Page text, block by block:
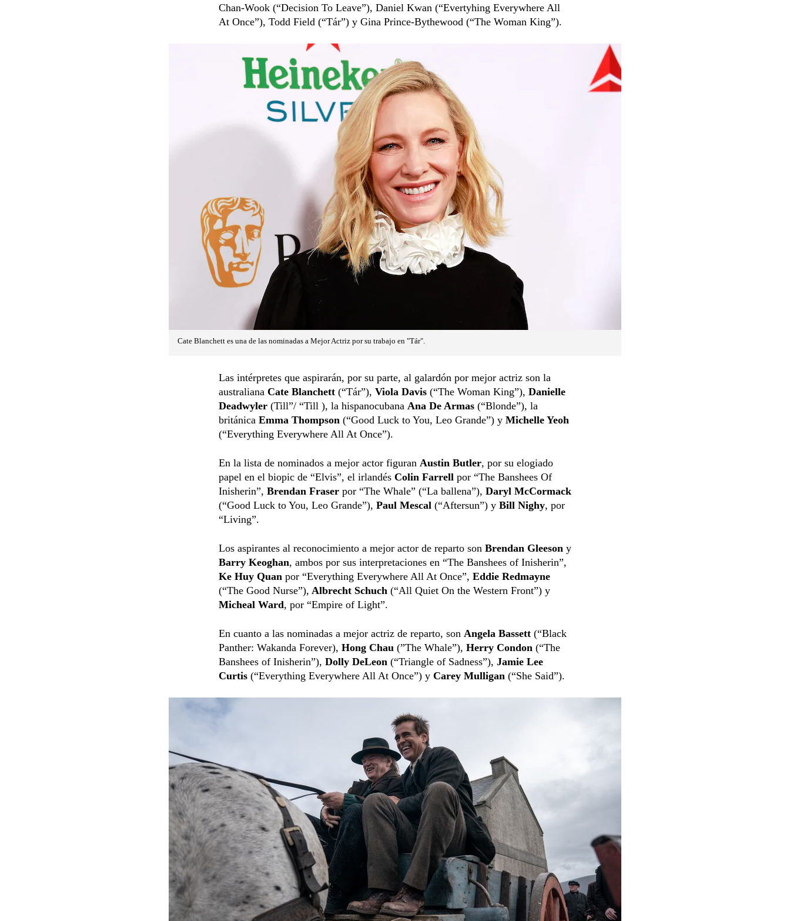
Chan-Wook (“Decision To Leave”), Daniel Kwan (“Evertyhing Everywhere All
At Once”), Todd Field (“Tár”) y Gina Prince-Bythewood (“The Woman King”).
Cate Blanchett es una de las nominadas a Mejor Actriz por su trabajo en "Tár".
Las intérpretes que aspirarán, por su parte, al galardón por mejor actriz son la
australiana Cate Blanchett (“Tár”), Viola Davis (“The Woman King”), Danielle
Deadwyler (Till”/ “Till ), la hispanocubana Ana De Armas (“Blonde”), la
británica Emma Thompson (“Good Luck to You, Leo Grande”) y Michelle Yeoh
(“Everything Everywhere All At Once”).
En la lista de nominados a mejor actor figuran Austin Butler, por su elogiado
papel en el biopic de “Elvis”, el irlandés Colin Farrell por “The Banshees Of
Inisherin”, Brendan Fraser por “The Whale” (“La ballena”), Daryl McCormack
(“Good Luck to You, Leo Grande”), Paul Mescal (“Aftersun”) y Bill Nighy, por
“Living”.
Los aspirantes al reconocimiento a mejor actor de reparto son Brendan Gleeson y
Barry Keoghan, ambos por sus interpretaciones en “The Banshees of Inisherin”,
Ke Huy Quan por “Everything Everywhere All At Once”, Eddie Redmayne
(“The Good Nurse”), Albrecht Schuch (“All Quiet On the Western Front”) y
Micheal Ward, por “Empire of Light”.
En cuanto a las nominadas a mejor actriz de reparto, son Angela Bassett (“Black
Panther: Wakanda Forever), Hong Chau (”The Whale”), Herry Condon (“The
Banshees of Inisherin”), Dolly DeLeon (“Triangle of Sadness”), Jamie Lee
Curtis (“Everything Everywhere All At Once”) y Carey Mulligan (“She Said”).